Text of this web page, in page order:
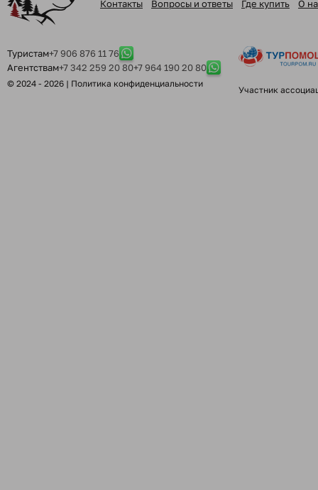
Контакты Вопросы и ответы Где купить О
Туристам+7 906 876 11 76
Агентствам+7 342 259 20 80+7 964 190 20 80
© 2024 - 2026 | Политика конфиденциальности
Участник